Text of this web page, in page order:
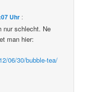
Uhr :
nur schlecht. Ne
man hier:
06/30/bubble-tea/